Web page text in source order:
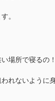
。
場所で寝るの
れないように